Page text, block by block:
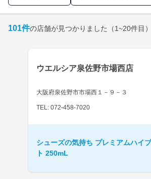
取扱店検索はこちら
101件の店舗が見つかりました （1~20件目）
ウエルシア泉佐野市場西店
大阪府泉佐野市市場西１－９－３
TEL: 072-458-7020
シューズの気持ち プレミアムハイ
ト 250mL